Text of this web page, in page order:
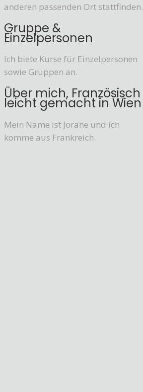
anderen passenden Ort stattfinden.
Gruppe &
Einzelpersonen
Ich biete Kurse für Einzelpersonen
sowie Gruppen an.
Über mich, Französisch
leicht gemacht in Wien
Mein Name ist Jorane und ich
komme aus Frankreich.